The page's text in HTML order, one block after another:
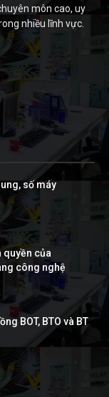
môn cao, uy
nhiều lĩnh vực.
số máy
quyền của
công nghệ
BOT, BTO và BT